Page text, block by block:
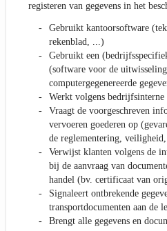
registeren van gegevens in het
Gebruikt kantoorsoftware
rekenblad, ...)
Gebruikt een
(software voor de
computergegenereerde
Werkt volgens bedrijfsinterne
Vraagt de voorgeschreven
vervoeren goederen op
de reglementering,
Verwijst klanten volgens de
bij de aanvraag van
handel (bv. certificaat van
Signaleert ontbrekende
transportdocumenten aan de
Brengt alle gegevens en